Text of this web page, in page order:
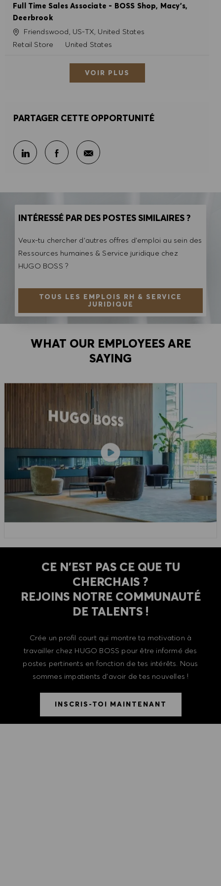
Full Time Sales Associate - BOSS Shop, Macy's,
Deerbrook
SiteFriendswood, US-TX, United States
Catégorie
Retail Store United States
VOIR PLUS
PARTAGER CETTE OPPORTUNITÉ
Partager sur LinkedIn
Partager sur Facebook
Partager par e-mail
INTÉRESSÉ PAR DES POSTES SIMILAIRES ?
Veux-tu chercher d'autres offres d'emploi au sein des
Ressources humaines & Service juridique chez
HUGO BOSS ?
TOUS LES EMPLOIS RH & SERVICE
JURIDIQUE
WHAT OUR EMPLOYEES ARE
SAYING
CE N'EST PAS CE QUE TU
CHERCHAIS ?
REJOINS NOTRE COMMUNAUTÉ
DE TALENTS !
Crée un profil court qui montre ta motivation à
travailler chez HUGO BOSS pour être informé des
postes pertinents en fonction de tes intérêts. Nous
sommes impatients d'avoir de tes nouvelles !
INSCRIS-TOI MAINTENANT